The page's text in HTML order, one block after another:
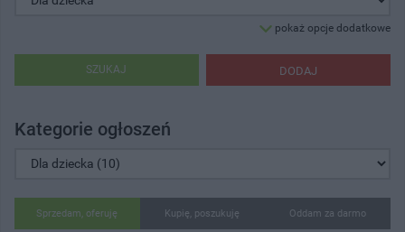
pokaż opcje dodatkowe
DODAJ
SZUKAJ
Kategorie ogłoszeń
Sprzedam, oferuję Kupię, poszukuję Oddam za darmo